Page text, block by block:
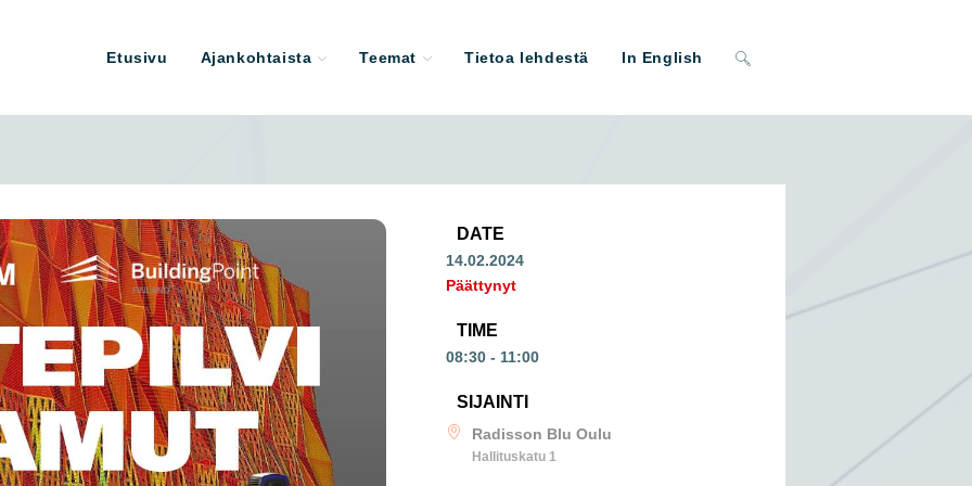
Etusivu Ajankohtaista Teemat Tietoa lehdestä In English Toggle
DATE
14.02.2024
Päättynyt
TIME
08:30 - 11:00
SIJAINTI
Radisson Blu Oulu
Hallituskatu 1